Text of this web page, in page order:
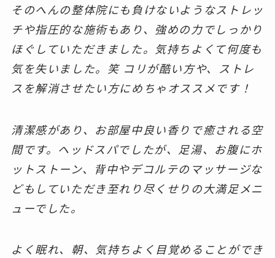
そのへんの整体院にも負けないようなストレッ
チや指圧的な施術もあり、強めの力でしっかり
ほぐしていただきました。気持ちよくて何度も
気を失いました。笑 コリが酷い方や、ストレ
スを解消させたい方にめちゃオススメです！
清潔感があり、お部屋中良い香りで癒される空
間です。ヘッドスパでしたが、足湯、お腹にホ
ットストーン、背中やデコルテのマッサージな
どもしていただき至れり尽くせりの大満足メニ
ューでした。
よく眠れ、朝、気持ちよく目覚めることができ